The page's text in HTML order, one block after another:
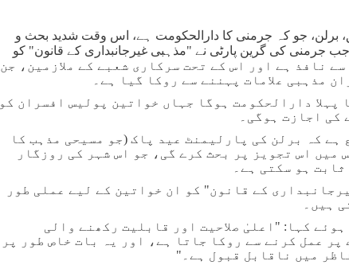
برلن، جو کہ جرمنی کا دارالحکومت ہے، اس وقت شدید بحث و
جرمنی کی گرین پارٹی نے "مذہبی غیرجانبداری کے قانون" کو
سے نافذ ہے اور اس کے تحت سرکاری شعبے کے ملازمین، جن
مذہبی علامات پہننے سے روکا گیا ہے۔
دارالحکومت ہوگا جہاں خواتین پولیس افسران کو
کی اجازت ہوگی۔
کہ برلن کی پارلیمنٹ عید پاک (جو مسیحی مذہب کا
میں اس تجویز پر بحث کرے گی، جو اس شہر کی روزگار
ہو سکتی ہے۔
کے قانون" کو ان خواتین کے لیے عملی طور
ہیں۔
کہا: "اعلیٰ صلاحیت اور قابلیت رکھنے والی
عمل کرنے سے روکا جاتا ہے، اور یہ بات خاص طور پر
میں ناقابل قبول ہے۔ "